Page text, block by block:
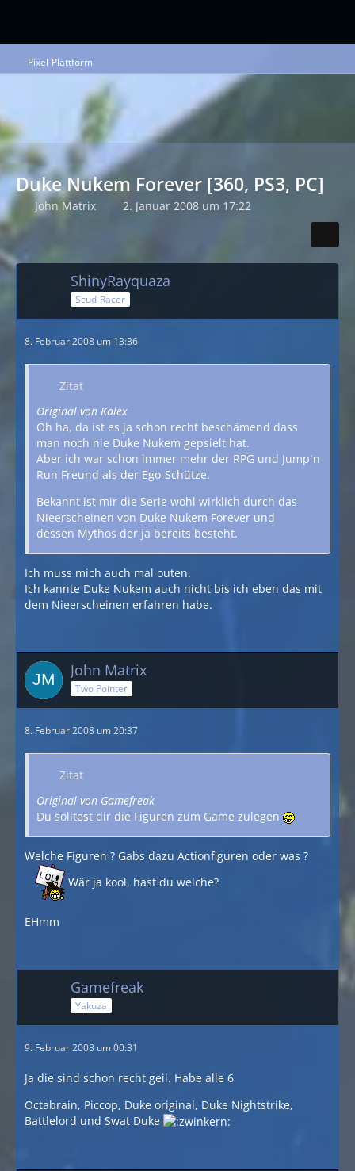
Pixel-Plattform
Duke Nukem Forever [360, PS3, PC]
John Matrix 2. Januar 2008 um 17:22
ShinyRayquaza
Scud-Racer
8. Februar 2008 um 13:36
Zitat
Original von Kalex
Oh ha, da ist es ja schon recht beschämend dass
man noch nie Duke Nukem gepsielt hat.
Aber ich war schon immer mehr der RPG und Jump´n
Run Freund als der Ego-Schütze.
Bekannt ist mir die Serie wohl wirklich durch das
Nieerscheinen von Duke Nukem Forever und
dessen Mythos der ja bereits besteht.
Ich muss mich auch mal outen.
Ich kannte Duke Nukem auch nicht bis ich eben das mit
dem Nieerscheinen erfahren habe.
John Matrix
Two Pointer
8. Februar 2008 um 20:37
Zitat
Original von Gamefreak
Du solltest dir die Figuren zum Game zulegen
Welche Figuren ? Gabs dazu Actionfiguren oder was ?
Wär ja kool, hast du welche?
EHmm
Gamefreak
Yakuza
9. Februar 2008 um 00:31
Ja die sind schon recht geil. Habe alle 6
Octabrain, Piccop, Duke original, Duke Nightstrike,
Battlelord und Swat Duke